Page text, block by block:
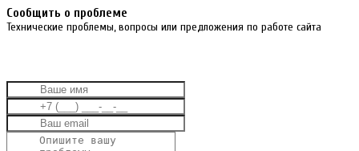
Cообщить о проблеме
Технические проблемы, вопросы или предложения по работе сайта